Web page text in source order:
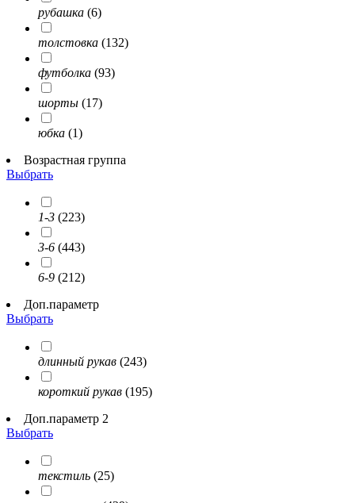
рубашка (6)
толстовка (132)
футболка (93)
шорты (17)
юбка (1)
Возрастная группа
Выбрать
1-3 (223)
3-6 (443)
6-9 (212)
Доп.параметр
Выбрать
длинный рукав (243)
короткий рукав (195)
Доп.параметр 2
Выбрать
текстиль (25)